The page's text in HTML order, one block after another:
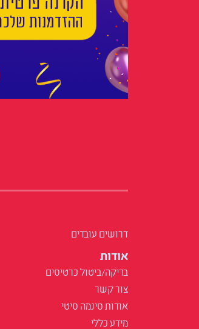
דרושים עובדים
אודות
בדיקה/ביטול כרטיסים
צור קשר
אודות סינמה סיטי
מידע כללי